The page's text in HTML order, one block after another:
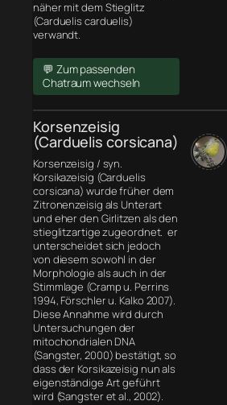
näher mit dem Stieglitz
(Carduelis carduelis)
verwandt.
💬 Zum passenden
Chatraum wechseln
Korsenzeisig
(Carduelis corsicana)
Korsenzeisig / syn.
Korsikazeisig (Carduelis
corsicana) wurde früher dem
Zitronenzeisig als Unterart
und eher den Girlitzen als den
stieglitzartige zugeordnet. er
unterscheidet sich jedoch
von diesem sowohl in der
Morphologie als auch in der
Stimmlage (Cramp u. Perrins
1994, Förschler u. Kalko 2007).
Diese Annahme wird durch
Untersuchungen der
mitochondrialen DNA
(Sangster, 2000) bestätigt, so
dass der Korsikazeisig nun als
eigenständige Art geführt
wird (Sangster et al., 2002).